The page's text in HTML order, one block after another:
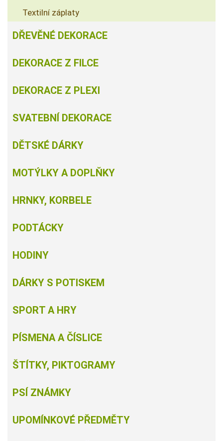
Textilní záplaty
DŘEVĚNÉ DEKORACE
DEKORACE Z FILCE
DEKORACE Z PLEXI
SVATEBNÍ DEKORACE
DĚTSKÉ DÁRKY
MOTÝLKY A DOPLŇKY
HRNKY, KORBELE
PODTÁCKY
HODINY
DÁRKY S POTISKEM
SPORT A HRY
PÍSMENA A ČÍSLICE
ŠTÍTKY, PIKTOGRAMY
PSÍ ZNÁMKY
UPOMÍNKOVÉ PŘEDMĚTY